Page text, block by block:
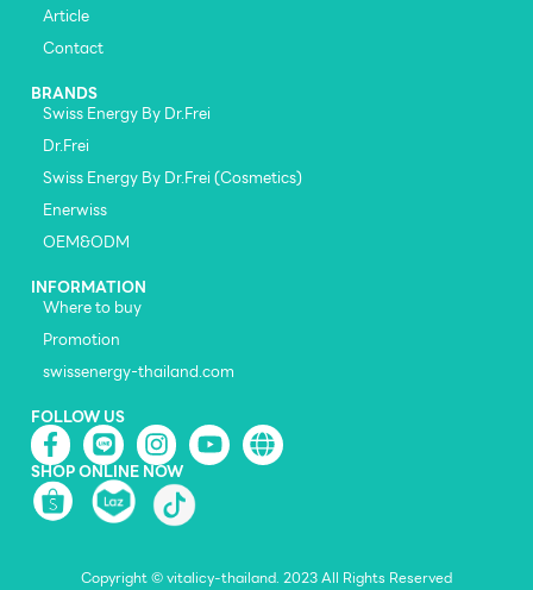
Article
Contact
BRANDS
Swiss Energy By Dr.Frei
Dr.Frei
Swiss Energy By Dr.Frei (Cosmetics)
Enerwiss
OEM&ODM
INFORMATION
Where to buy
Promotion
swissenergy-thailand.com
FOLLOW US
SHOP ONLINE NOW
Copyright © vitalicy-thailand. 2023 All Rights Reserved